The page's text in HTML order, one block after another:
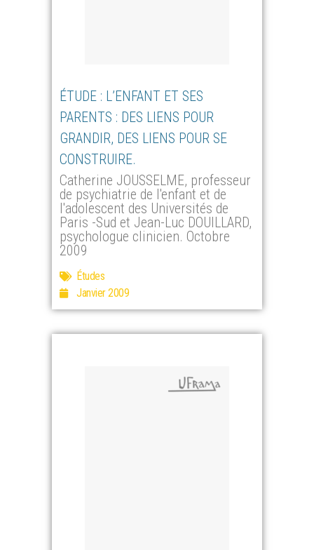
ÉTUDE : L’ENFANT ET SES
PARENTS : DES LIENS POUR
GRANDIR, DES LIENS POUR SE
CONSTRUIRE.
Catherine JOUSSELME, professeur
de psychiatrie de l'enfant et de
l'adolescent des Universités de
Paris -Sud et Jean-Luc DOUILLARD,
psychologue clinicien. Octobre
2009
Études
Janvier 2009